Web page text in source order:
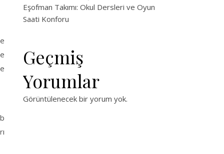
Eşofman Takımı: Okul Dersleri ve Oyun
Saati Konforu
Geçmiş
Yorumlar
Görüntülenecek bir yorum yok.